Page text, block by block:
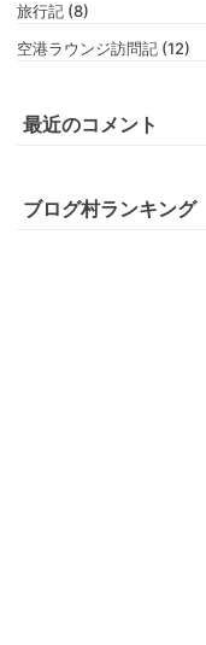
旅行記 (8)
空港ラウンジ訪問記 (12)
最近のコメント
ブログ村ランキング